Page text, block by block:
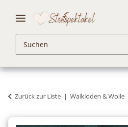
Zurück zur Liste Walkloden & Wolle